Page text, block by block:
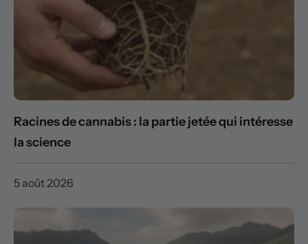
Racines de cannabis : la partie jetée qui intéresse
la science
5 août 2026